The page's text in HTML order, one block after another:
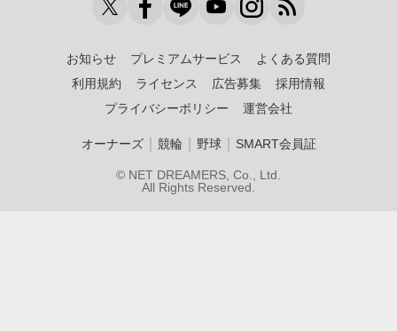
お知らせ プレミアムサービス
よくある質問
利用規約
ライセンス 広告募集
採用情報
プライバシーポリシー
運営会社
オーナーズ｜ 競輪 野球｜ SMART会員証
© NET DREAMERS, Co., Ltd.
All Rights Reserved.